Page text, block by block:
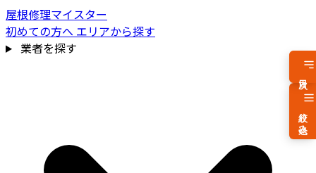
屋根修理マイスター
初めての方へ エリアから探す
業者を探す
絞り込み